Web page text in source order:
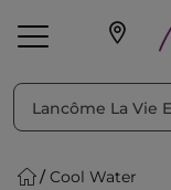
pleť Líčenie
Cool Water
Triediť